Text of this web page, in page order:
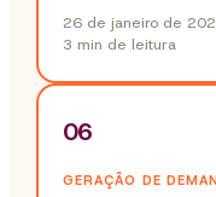
26 de janeiro de
3 min de leitura
06
GERAÇÃO DE